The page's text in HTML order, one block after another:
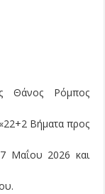
Θάνος Ρόμπος
Βήματα προς
Μαΐου 2026 και